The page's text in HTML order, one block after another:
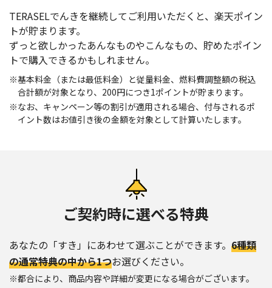
TERASELでんきを継続してご利用いただくと、楽天ポイン
トが貯まります。
ずっと欲しかったあんなものやこんなもの、貯めたポイン
トで購入できるかもしれません。
※基本料金（または最低料金）と従量料金、燃料費調整額の税込
合計額が対象となり、200円につき1ポイントが貯まります。
※なお、キャンペーン等の割引が適用される場合、付与されるポ
イント数はお値引き後の金額を対象として計算いたします。
ご契約時に選べる特典
あなたの「すき」にあわせて選ぶことができます。 6種類
の通常特典の中から1つお選びください。
※都合により、商品内容や詳細が変更になる場合がございます。